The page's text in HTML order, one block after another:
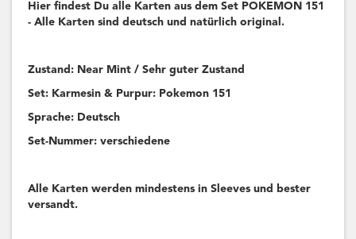
Hier findest Du alle Karten aus dem Set POKEMON 151
- Alle Karten sind deutsch und natürlich original.
Zustand: Near Mint / Sehr guter Zustand
Set: Karmesin & Purpur: Pokemon 151
Sprache: Deutsch
Set-Nummer: verschiedene
Alle Karten werden mindestens in Sleeves und bester
versandt.